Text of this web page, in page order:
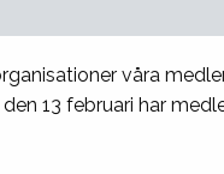
våra
13 februari har